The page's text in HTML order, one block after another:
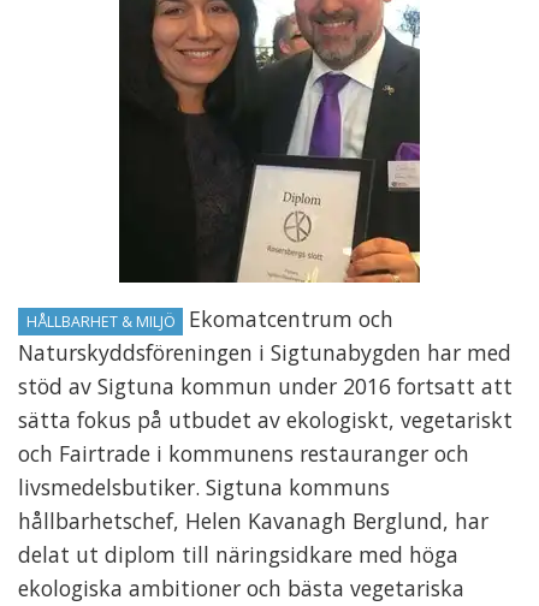
HÅLLBARHET & MILJÖ
Ekomatcentrum och
Naturskyddsföreningen i Sigtunabygden har med
stöd av Sigtuna kommun under 2016 fortsatt att
sätta fokus på utbudet av ekologiskt, vegetariskt
och Fairtrade i kommunens restauranger och
livsmedelsbutiker. Sigtuna kommuns
hållbarhetschef, Helen Kavanagh Berglund, har
delat ut diplom till näringsidkare med höga
ekologiska ambitioner och bästa vegetariska